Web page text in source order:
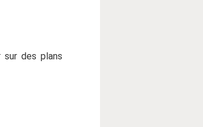
sur des plans